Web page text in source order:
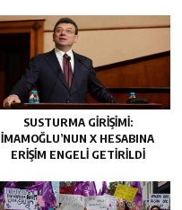
SUSTURMA GIRIŞIMI:
İMAMOĞLU’NUN X HESABINA
ERIŞIM ENGELI GETIRILDI